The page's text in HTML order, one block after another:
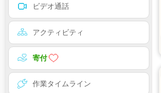
ビデオ通話
アクティビティ
寄付
作業タイムライン